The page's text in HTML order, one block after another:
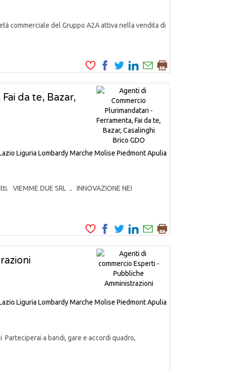
commerciale del Gruppo A2A attiva nella vendita di
da te, Bazar,
Liguria LombardyMarche Molise PiedmontApulia
VIEMME DUE SRL .. INNOVAZIONE NEI
Liguria LombardyMarche Molise PiedmontApulia
a bandi, gare e accordi quadro,